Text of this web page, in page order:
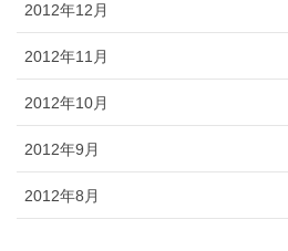
2012年12月
2012年11月
2012年10月
2012年9月
2012年8月